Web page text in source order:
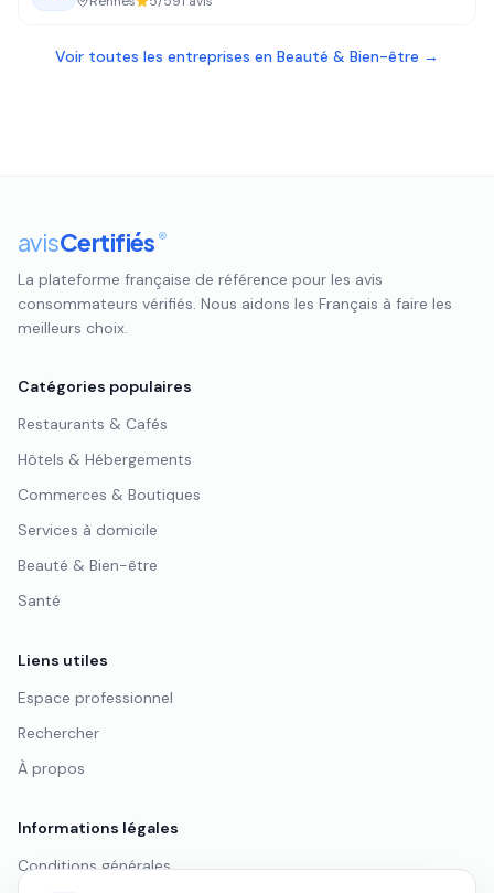
Voir toutes les entreprises en Beauté & Bien-être →
avisCertifiés ®
La plateforme française de référence pour les avis
consommateurs vérifiés. Nous aidons les Français à faire les
meilleurs choix.
Catégories populaires
Restaurants & Cafés
Hôtels & Hébergements
Commerces & Boutiques
Services à domicile
Beauté & Bien-être
Santé
Liens utiles
Espace professionnel
Rechercher
À propos
Informations légales
Conditions générales